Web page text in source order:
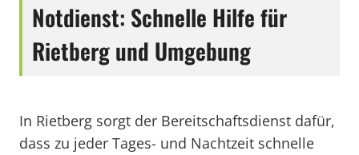
Notdienst: Schnelle Hilfe für
Rietberg und Umgebung
In Rietberg sorgt der Bereitschaftsdienst dafür,
dass zu jeder Tages- und Nachtzeit schnelle